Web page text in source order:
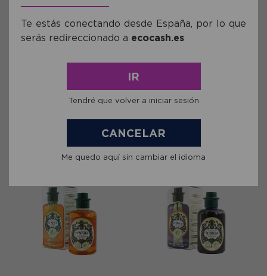
19,21€ 19,21€
Te estás conectando desde España, por lo que
serás redireccionado a ecocash.es
IR
Tendré que volver a iniciar sesión
CANCELAR
Me quedo aquí sin cambiar el idioma